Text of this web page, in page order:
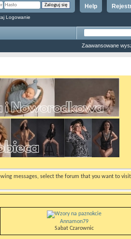
Help
Logowanie
Zaawansowane
messages, select the forum that you want to
Annamon79
Sabat Czarownic